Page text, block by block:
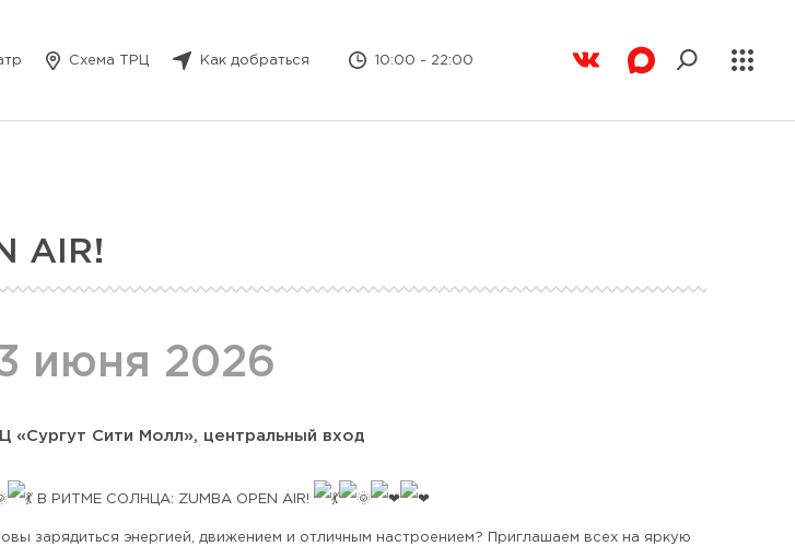
Схема ТРЦ Как добраться 10:00 - 22:00
AIR!
июня 2026
«Сургут Сити Молл», центральный вход
В РИТМЕ СОЛНЦА: ZUMBA OPEN AIR!
зарядиться энергией, движением и отличным настроением? Приглашаем всех на яркую